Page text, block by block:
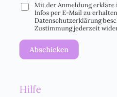
D
O
E
v
Mit der Anmeldung
Infos per E-Mail zu
Datenschutzerklärung
Zustimmung jederzeit
Abschicken
Hilfe